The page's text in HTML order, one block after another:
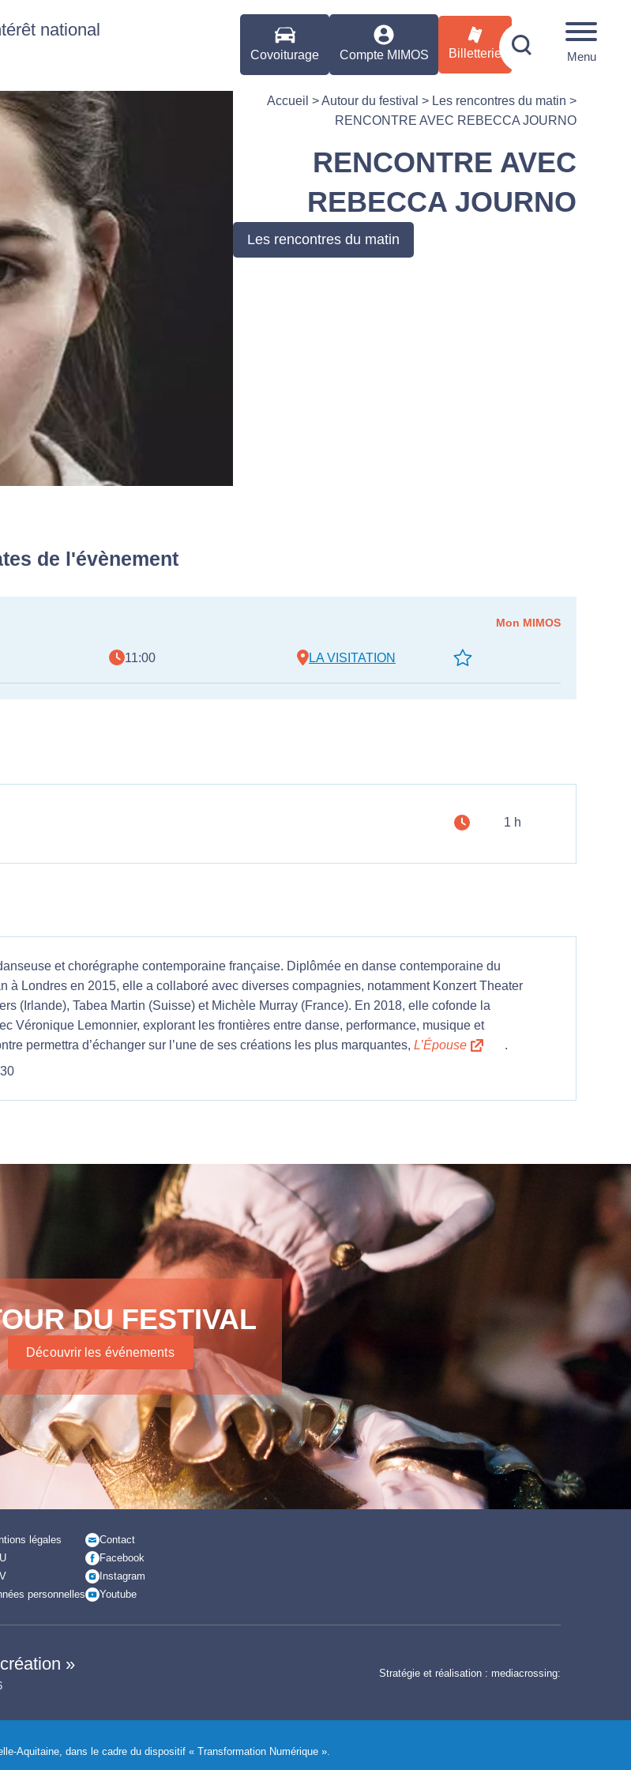
national
Covoiturage Compte MIMOS Billetterie Menu
Accueil >Autour du festival > Les rencontres du matin >
RENCONTRE AVEC REBECCA JOURNO
RENCONTRE AVEC
REBECCA JOURNO
Les rencontres du matin
de l'évènement
Mon MIMOS
11:00 LA VISITATION
1 h
et chorégraphe contemporaine française. Diplômée en danse contemporaine du
à Londres en 2015, elle a collaboré avec diverses compagnies, notamment Konzert Theater
(Irlande), Tabea Martin (Suisse) et Michèle Murray (France). En 2018, elle cofonde la
Véronique Lemonnier, explorant les frontières entre danse, performance, musique et
permettra d’échanger sur l’une de ses créations les plus marquantes, L’Épouse
.
DU FESTIVAL
Découvrir les événements
légales
personnelles
Contact
Facebook
Instagram
Youtube
» Stratégie et réalisation : mediacrossing:
Aquitaine, dans le cadre du dispositif « Transformation Numérique ».